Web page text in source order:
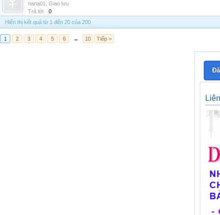
nana01
Giao lưu
Trả lời:
0
Hiển thị kết quả từ 1 đến 20 của 200
1 2 3 4 5 6 → 10 Tiếp >